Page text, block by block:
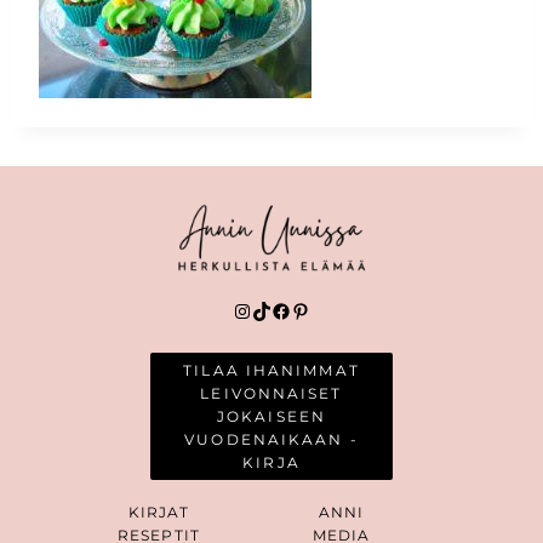
Instagram
TikTok
Facebook
Pinterest
TILAA IHANIMMAT
LEIVONNAISET
JOKAISEEN
VUODENAIKAAN -
KIRJA
KIRJAT
RESEPTIT
ANNI
MEDIA